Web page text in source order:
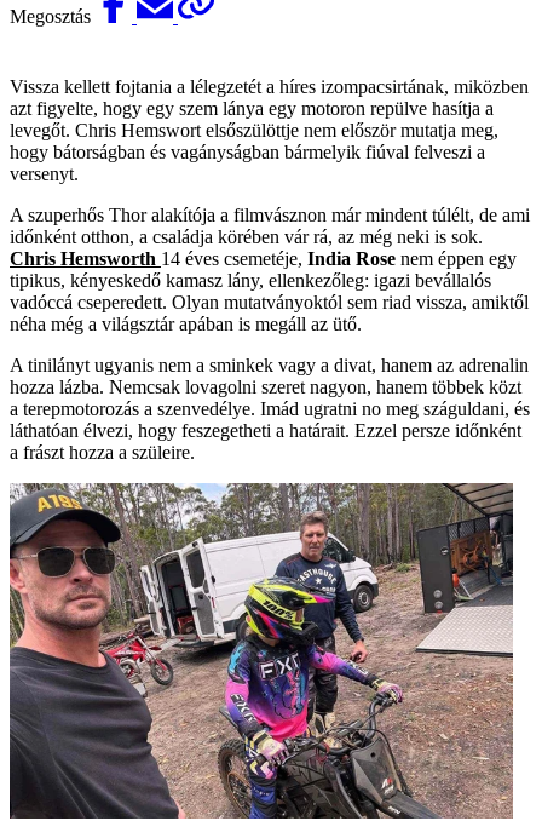
Megosztás
Vissza kellett fojtania a lélegzetét a híres izompacsirtának, miközben
azt figyelte, hogy egy szem lánya egy motoron repülve hasítja a
levegőt. Chris Hemswort elsőszülöttje nem először mutatja meg,
hogy bátorságban és vagányságban bármelyik fiúval felveszi a
versenyt.
A szuperhős Thor alakítója a filmvásznon már mindent túlélt, de ami
időnként otthon, a családja körében vár rá, az még neki is sok.
Chris Hemsworth 14 éves csemetéje, India Rose nem éppen egy
tipikus, kényeskedő kamasz lány, ellenkezőleg: igazi bevállalós
vadóccá cseperedett. Olyan mutatványoktól sem riad vissza, amiktől
néha még a világsztár apában is megáll az ütő.
A tinilányt ugyanis nem a sminkek vagy a divat, hanem az adrenalin
hozza lázba. Nemcsak lovagolni szeret nagyon, hanem többek közt
a terepmotorozás a szenvedélye. Imád ugratni no meg száguldani, és
láthatóan élvezi, hogy feszegetheti a határait. Ezzel persze időnként
a frászt hozza a szüleire.